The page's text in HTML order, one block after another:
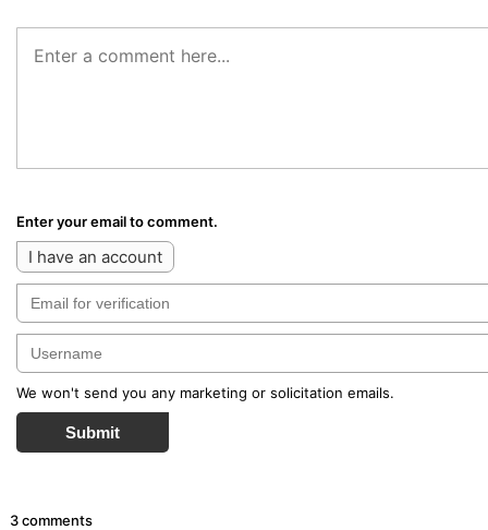
Enter your email to comment.
I have an account
We won't send you any marketing or solicitation emails.
Submit
3 comments